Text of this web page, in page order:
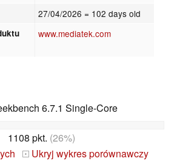
27/04/2026 = 102 days old
www.mediatek.com
6.7.1 Single-Core
1108 pkt. (26%)
- Ukryj wykres porównawczy